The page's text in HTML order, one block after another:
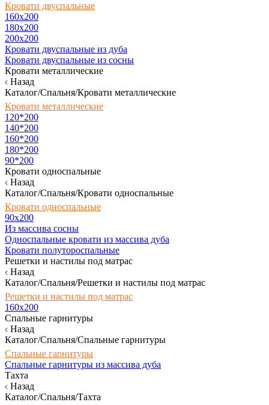
Кровати двуспальные
160х200
180x200
200x200
Кровати двуспальные из дуба
Кровати двуспальные из сосны
Кровати металлические
Назад
Каталог/Спальня/Кровати металлические
Кровати металлические
120*200
140*200
160*200
180*200
90*200
Кровати односпальные
Назад
Каталог/Спальня/Кровати односпальные
Кровати односпальные
90х200
Из массива сосны
Односпальные кровати из массива дуба
Кровати полутороспальные
Решетки и настилы под матрас
Назад
Каталог/Спальня/Решетки и настилы под матрас
Решетки и настилы под матрас
160х200
Спальные гарнитуры
Назад
Каталог/Спальня/Спальные гарнитуры
Спальные гарнитуры
Спальные гарнитуры из массива дуба
Тахта
Назад
Каталог/Спальня/Тахта